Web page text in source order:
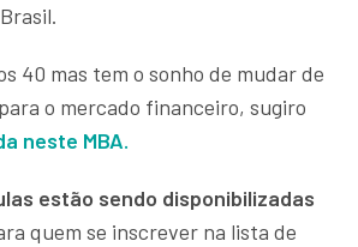
40 mas tem o sonho de mudar de
o mercado financeiro, sugiro
neste MBA.
estão sendo disponibilizadas
quem se inscrever na lista de